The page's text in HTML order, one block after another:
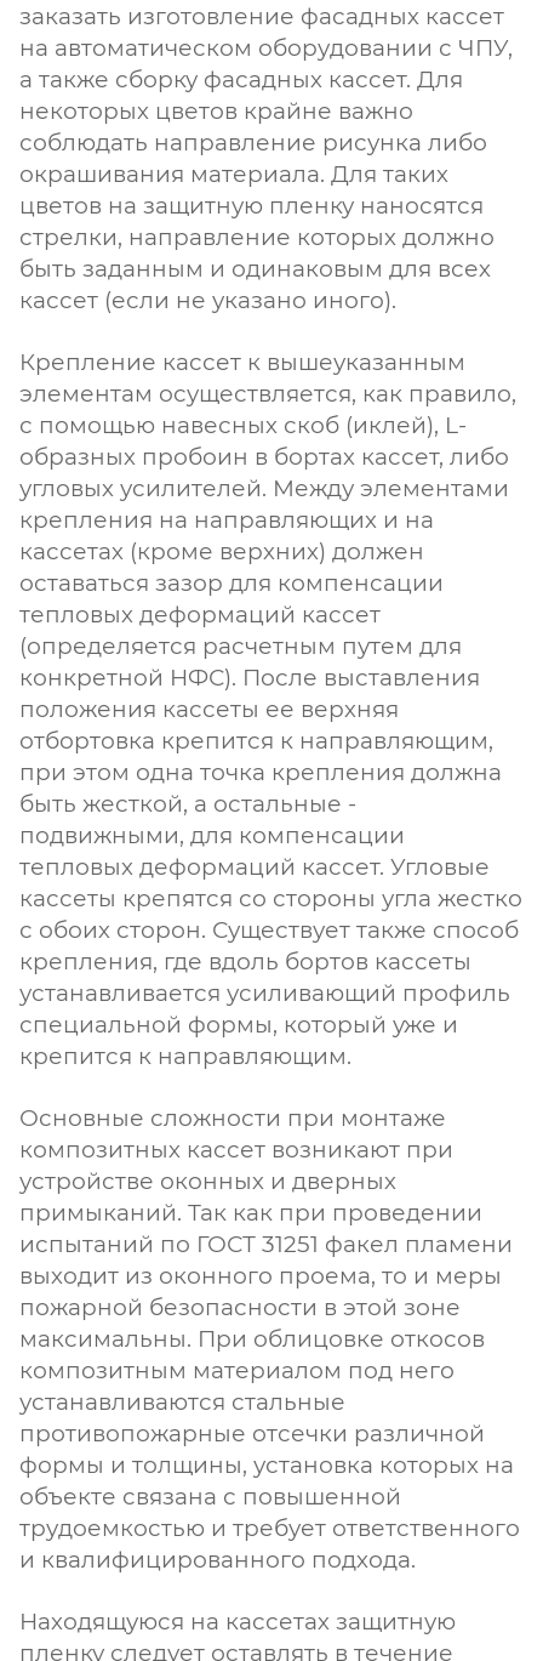
заказать изготовление фасадных кассет
на автоматическом оборудовании с ЧПУ,
а также сборку фасадных кассет. Для
некоторых цветов крайне важно
соблюдать направление рисунка либо
окрашивания материала. Для таких
цветов на защитную пленку наносятся
стрелки, направление которых должно
быть заданным и одинаковым для всех
кассет (если не указано иного).
Крепление кассет к вышеуказанным
элементам осуществляется, как правило,
с помощью навесных скоб (иклей), L-
образных пробоин в бортах кассет, либо
угловых усилителей. Между элементами
крепления на направляющих и на
кассетах (кроме верхних) должен
оставаться зазор для компенсации
тепловых деформаций кассет
(определяется расчетным путем для
конкретной НФС). После выставления
положения кассеты ее верхняя
отбортовка крепится к направляющим,
при этом одна точка крепления должна
быть жесткой, а остальные -
подвижными, для компенсации
тепловых деформаций кассет. Угловые
кассеты крепятся со стороны угла жестко
с обоих сторон. Существует также способ
крепления, где вдоль бортов кассеты
устанавливается усиливающий профиль
специальной формы, который уже и
крепится к направляющим.
Основные сложности при монтаже
композитных кассет возникают при
устройстве оконных и дверных
примыканий. Так как при проведении
испытаний по ГОСТ 31251 факел пламени
выходит из оконного проема, то и меры
пожарной безопасности в этой зоне
максимальны. При облицовке откосов
композитным материалом под него
устанавливаются стальные
противопожарные отсечки различной
формы и толщины, установка которых на
объекте связана с повышенной
трудоемкостью и требует ответственного
и квалифицированного подхода.
Находящуюся на кассетах защитную
пленку следует оставлять в течение